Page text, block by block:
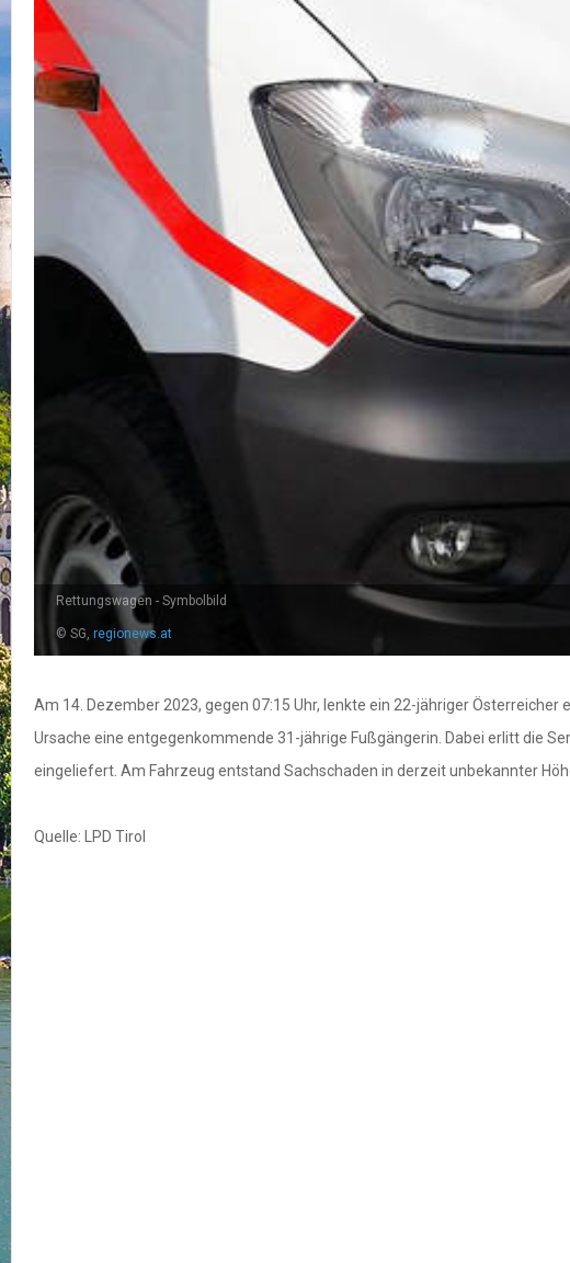
Rettungswagen - Symbolbild
© SG, regionews.at
Am 14. Dezember 2023, gegen 07:15 Uhr, lenkte ein 22-jähriger
Ursache eine entgegenkommende 31-jährige Fußgängerin. Dabei erlitt die
eingeliefert. Am Fahrzeug entstand Sachschaden in derzeit unbekannter
Quelle: LPD Tirol